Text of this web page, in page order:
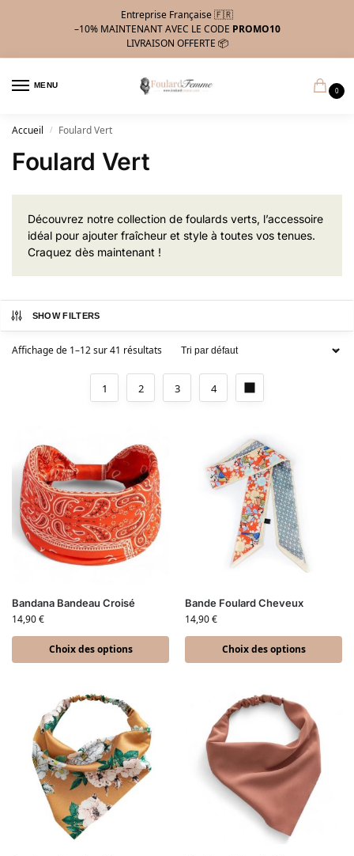
Entreprise Française 🇫🇷
–10% MAINTENANT AVEC LE CODE PROMO10
LIVRAISON OFFERTE 📦
MENU
0
Accueil / Foulard Vert
Foulard Vert
Découvrez notre collection de foulards verts, l’accessoire
idéal pour ajouter fraîcheur et style à toutes vos tenues.
Craquez dès maintenant !
SHOW FILTERS
Affichage de 1–12 sur 41 résultats
1 2 3 4
Bandana Bandeau Croisé
14,90€
Choix des options
Bande Foulard Cheveux
14,90€
Choix des options